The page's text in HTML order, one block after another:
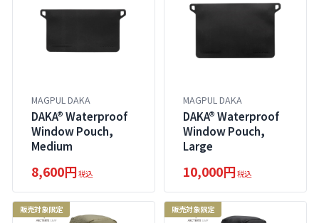
MAGPUL DAKA
DAKA® Waterproof
Window Pouch,
Medium
8,600円税込
MAGPUL DAKA
DAKA® Waterproof
Window Pouch,
Large
10,000円税込
販売対象限定 販売対象限定